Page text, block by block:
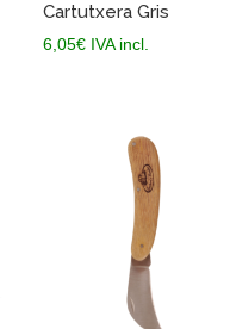
Cartutxera Gris
6,05€ IVA incl.